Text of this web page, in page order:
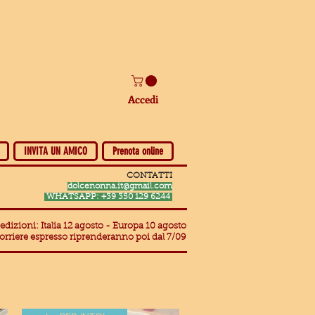
Accedi
INVITA UN AMICO Prenota online
CONTATTI
dolcenonna.it@gmail.com
WHATSAPP: +39 350 129 6244
Italia 12 agosto - Europa 10 agosto
espresso riprenderanno poi dal 7/09